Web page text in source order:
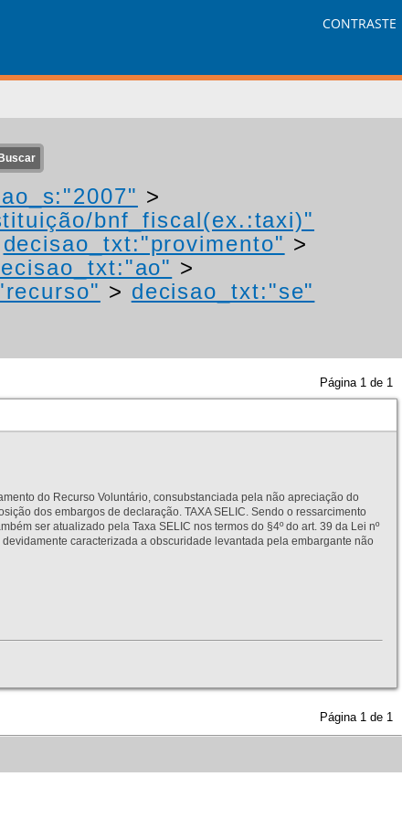
CONTRASTE
>
bnf_fiscal(ex.:taxi)"
decisao_txt:"provimento" >
>
> decisao_txt:"se"
Página 1 de 1
do Recurso Voluntário, consubstanciada pela não apreciação do
dos embargos de declaração. TAXA SELIC. Sendo o ressarcimento
ser atualizado pela Taxa SELIC nos termos do §4º do art. 39 da Lei nº
caracterizada a obscuridade levantada pela embargante não
Página 1 de 1